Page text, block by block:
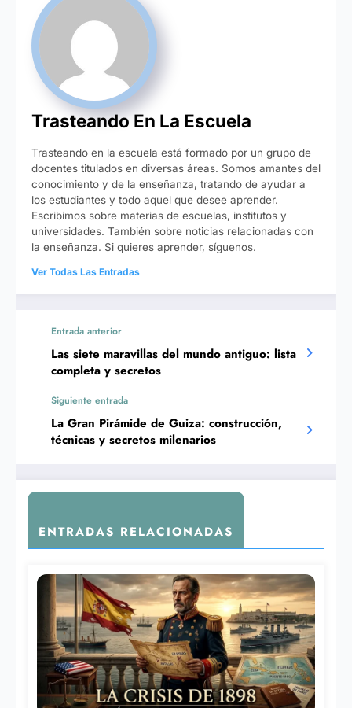
Trasteando En La Escuela
Trasteando en la escuela está formado por un grupo de
docentes titulados en diversas áreas. Somos amantes del
conocimiento y de la enseñanza, tratando de ayudar a
los estudiantes y todo aquel que desee aprender.
Escribimos sobre materias de escuelas, institutos y
universidades. También sobre noticias relacionadas con
la enseñanza. Si quieres aprender, síguenos.
Ver Todas Las Entradas
Entrada anterior
Las siete maravillas del mundo antiguo: lista
completa y secretos
Siguiente entrada
La Gran Pirámide de Guiza: construcción,
técnicas y secretos milenarios
ENTRADAS RELACIONADAS